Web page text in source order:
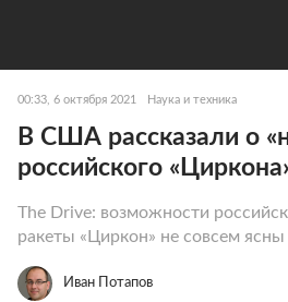
00:33, 6 октября 2021 Наука и техника
В США рассказали о
российского
The Drive: возможности
ракеты «Циркон» не совсем ясны
Иван Потапов